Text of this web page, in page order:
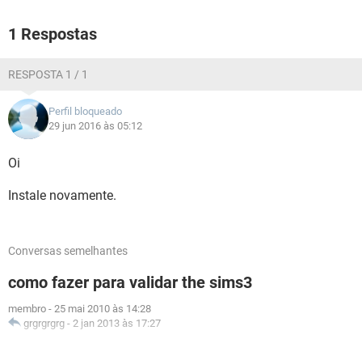
1 Respostas
RESPOSTA 1 / 1
Perfil bloqueado
29 jun 2016 às 05:12
Oi
Instale novamente.
Conversas semelhantes
como fazer para validar the sims3
membro - 25 mai 2010 às 14:28
grgrgrgrg - 2 jan 2013 às 17:27